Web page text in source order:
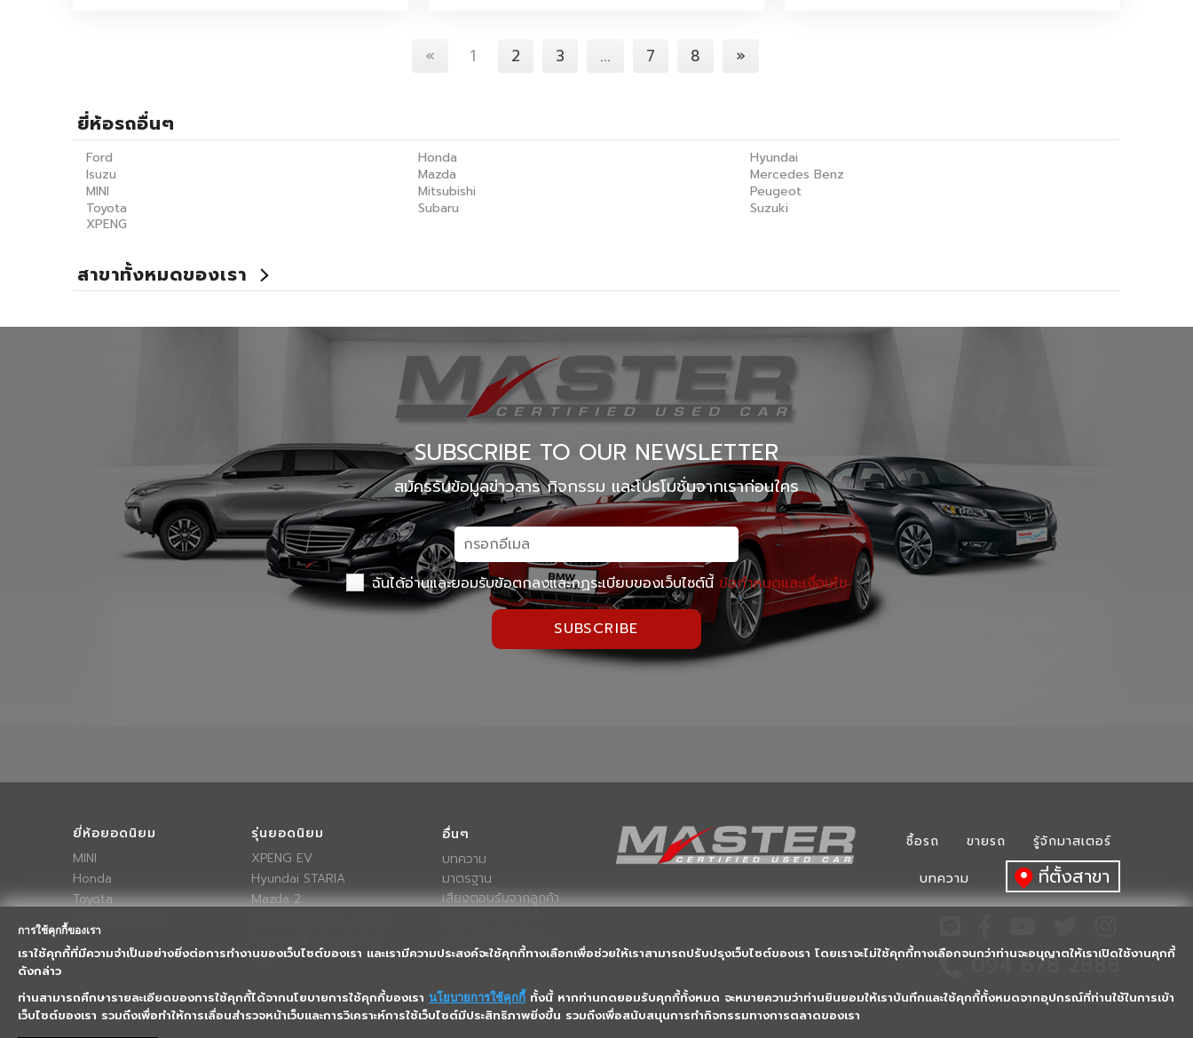
« 1 2 3 ... 7 8 »
ยี่ห้อรถอื่นๆ
Ford Honda
Hyundai
Isuzu
Mazda
Mercedes Benz
MINI
Mitsubishi
Peugeot
Toyota
Subaru
Suzuki
XPENG
สาขาทั้งหมดของเรา
MINI NEXT USED CAR เอกมัย
SUBSCRIBE TO OUR NEWSLETTER
สมัครรับข้อมูลข่าวสาร กิจกรรม และโปรโมชั่นจากเราก่อนใคร
ฉันได้อ่านและยอมรับข้อตกลงและกฏระเบียบของเว็บไซต์นี้ ข้อกำหนดและเงื่อนไข
SUBSCRIBE
ยี่ห้อยอดนิยม
MINI
Honda
Toyota
รุ่นยอดนิยม
XPENG EV
Hyundai STARIA
Mazda 2
CAB
อื่นๆ
บทความ
มาตรฐาน
เสียงตอบรับจากลูกค้า
ตัว
ซื้อรถ ขายรถ
รู้จักมาสเตอร์
บทความ
ที่ตั้งสาขา
094 678 2888
2018 © Masterusedcar.com, All rights reserved.
การใช้คุกกี้ของเรา
เราใช้คุกกี้ที่มีความจำเป็นอย่างยิ่งต่อการทำงานของเว็บไซต์ของเรา และเรามีความประสงค์จะใช้คุกกี้ทางเลือกเพื่อช่วยให้เราสามารถปรับปรุงเว็บไซต์ของเรา โดยเราจะไม่ใช้คุกกี้ทางเลือกจนกว่าท่านจะอนุญาตให้เราเปิดใช้งานคุกกี้
ดังกล่าว
ท่านสามารถศึกษารายละเอียดของการใช้คุกกี้ได้จากนโยบายการใช้คุกกี้ของเรา นโยบายการใช้คุกกี้ ทั้งนี้ หากท่านกดยอมรับคุกกี้ทั้งหมด จะหมายความว่าท่านยินยอมให้เราบันทึกและใช้คุกกี้ทั้งหมดจากอุปกรณ์ที่ท่านใช้ในการเข้า
เว็บไซต์ของเรา รวมถึงเพื่อทำให้การเลื่อนสำรวจหน้าเว็บและการวิเคราะห์การใช้เว็บไซต์มีประสิทธิภาพยิ่งขึ้น รวมถึงเพื่อสนับสนุนการทำกิจกรรมทางการตลาดของเรา